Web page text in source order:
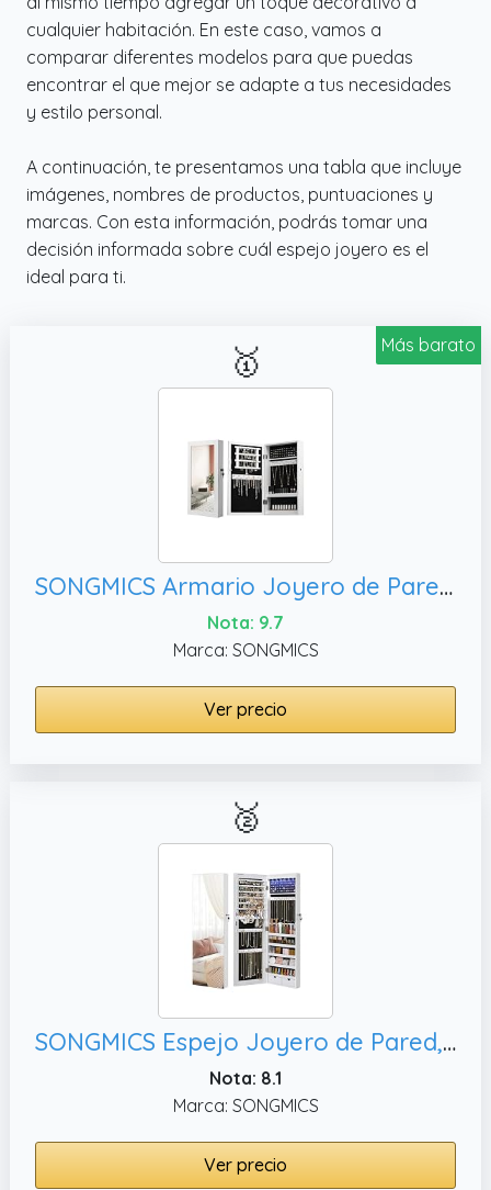
AAA, no incluidas)
cualquier habitación. En este caso, vamos a
comparar diferentes modelos para que puedas
encontrar el que mejor se adapte a tus necesidades
y estilo personal.
A continuación, te presentamos una tabla que incluye
imágenes, nombres de productos, puntuaciones y
marcas. Con esta información, podrás tomar una
decisión informada sobre cuál espejo joyero es el
ideal para ti.
Más barato
🥇
SONGMICS Armario Joyero de Pared, Superficie Blanca y Forro Negro JBC51W
Nota: 9.7
Marca: SONGMICS
Ver precio
🥈
SONGMICS Espejo Joyero de Pared, Blanco JJC99WT
Nota: 8.1
Marca: SONGMICS
Ver precio